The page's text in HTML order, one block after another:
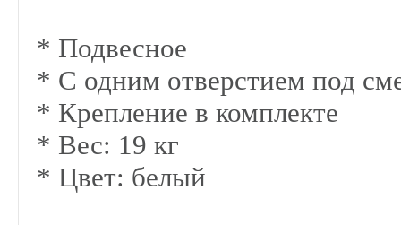
* Подвесное
* С одним отверстием под
* Крепление в комплекте
* Вес: 19 кг
* Цвет: белый